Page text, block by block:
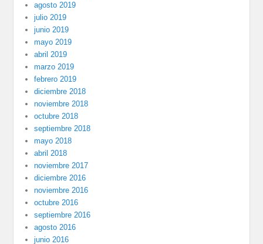
agosto 2019
julio 2019
junio 2019
mayo 2019
abril 2019
marzo 2019
febrero 2019
diciembre 2018
noviembre 2018
octubre 2018
septiembre 2018
mayo 2018
abril 2018
noviembre 2017
diciembre 2016
noviembre 2016
octubre 2016
septiembre 2016
agosto 2016
junio 2016